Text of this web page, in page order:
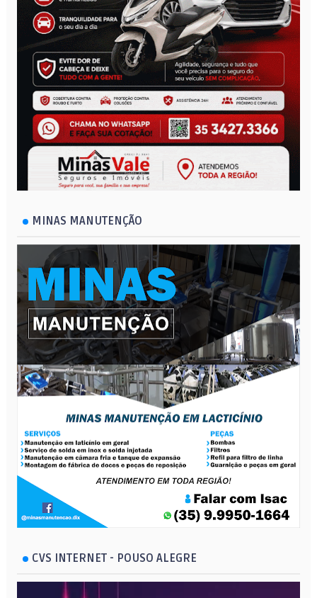
MINAS MANUTENÇÃO
CVS INTERNET - POUSO ALEGRE